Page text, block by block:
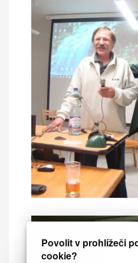
Povolit v prohlížeči
cookie?